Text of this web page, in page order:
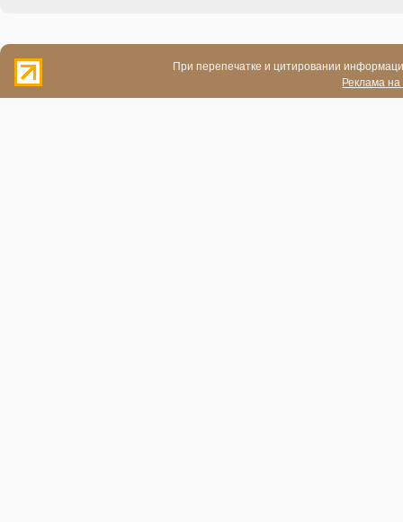
При перепечатке и цитировании
Реклама на